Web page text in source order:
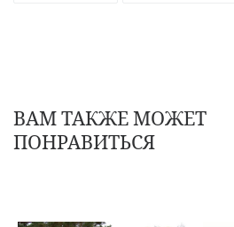
ВАМ ТАКЖЕ МОЖЕТ
ПОНРАВИТЬСЯ